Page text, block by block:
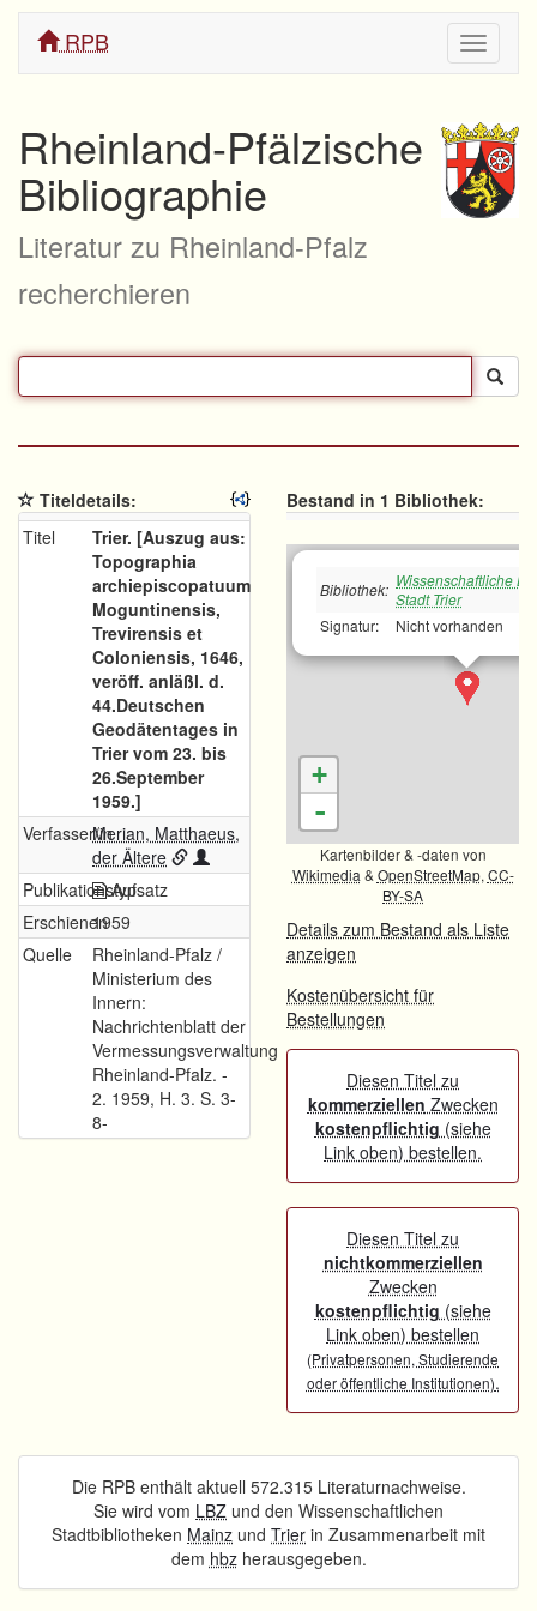
ein/
RPB
Rheinland-Pfälzische
Bibliographie
Literatur zu Rheinland-Pfalz
recherchieren
Titeldetails:
Titel
Trier. [Auszug aus:
Topographia
archiepiscopatuum
Moguntinensis,
Trevirensis et
Coloniensis, 1646,
veröff. anläßl. d.
44.Deutschen
Geodätentages in
Trier vom 23. bis
26.September
1959.]
Verfasser/inMerian, Matthaeus,
der Ältere
PublikationstypAufsatz
Erschienen1959
Quelle
Rheinland-Pfalz /
Ministerium des
Innern:
Nachrichtenblatt der
Vermessungsverwaltung
Rheinland-Pfalz. -
2. 1959, H. 3. S. 3-
8-
Bestand in 1 Bibliothek:
Bibliothek: Wissenschaftliche
Stadt Trier
Signatur:
Nicht vorhanden
+
-
Kartenbilder & -daten von
Wikimedia & OpenStreetMap, CC-
BY-SA
Details zum Bestand als Liste
anzeigen
Kostenübersicht für
Bestellungen
Diesen Titel zu
kommerziellen Zwecken
kostenpflichtig (siehe
Link oben) bestellen.
Diesen Titel zu
nichtkommerziellen
Zwecken
kostenpflichtig (siehe
Link oben) bestellen
(Privatpersonen, Studierende
oder öffentliche Institutionen).
Die RPB enthält aktuell 572.315 Literaturnachweise.
Sie wird vom LBZ und den Wissenschaftlichen
Stadtbibliotheken Mainz und Trier in Zusammenarbeit mit
dem hbzherausgegeben.